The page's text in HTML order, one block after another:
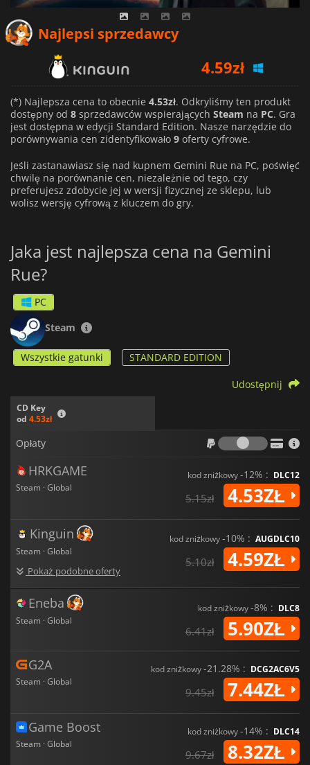
Najlepsi sprzedawcy
5.90zł
4.53zł
(*) Najlepsza cena to obecnie 4.53zł. Odkryliśmy ten produkt
dostępny od 8 sprzedawców wspierających Steam na PC. Gra
jest dostępna w edycji Standard Edition. Nasze narzędzie do
porównywania cen zidentyfikowało 9 oferty cyfrowe.
Jeśli zastanawiasz się nad kupnem Gemini Rue na PC, poświęć
chwilę na porównanie cen, niezależnie od tego, czy
preferujesz zdobycie jej w wersji fizycznej ze sklepu, lub
wolisz wersję cyfrową z kluczem do gry.
Jaka jest najlepsza cena na Gemini
Rue?
PC
Steam
Wszystkie gatunki STANDARD EDITION
CD Key
od 4.53zł
Udostępnij
Opłaty
Opłaty
HRKGAME
Steam · Global
kod zniżkowy-12% : DLC12
5.15zł 4.53ZŁ
Kinguin
Steam · Global
Pokaż podobne oferty
kod zniżkowy-10% : AUGDLC10
5.10zł 4.59ZŁ
Eneba
Steam · Global
kod zniżkowy-8% : DLC8
6.41zł 5.90ZŁ
G2A
Steam · Global
kod zniżkowy-21.28% : DCG2AC6V5
9.45zł 7.44ZŁ
Game Boost
Steam · Global
kod zniżkowy-14% : DLC14
9.67zł 8.32ZŁ